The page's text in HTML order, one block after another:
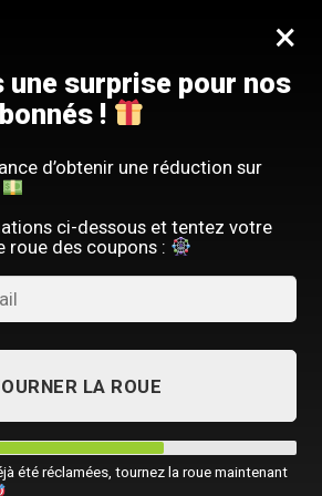
SACOCHES HOMME
×
une surprise pour nos
!
d’obtenir une réduction sur
ci-dessous et tentez votre
roue des coupons :
LA ROUE
été réclamées, tournez la roue maintenant